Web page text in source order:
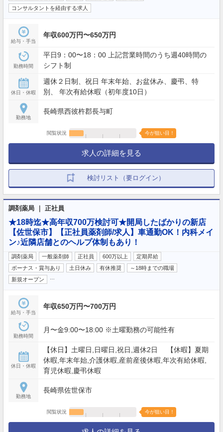
コンサルタントを経由する求人
給与・手当
年収600万円〜650万円
勤務時間
平日9：00〜18：00 上記営業時間のうち週40時間の
シフト制
休日・休暇
週休２日制、祝日 年末年始、お盆休み、慶弔、特
別、 年次有給休暇（初年度10日）
勤務地
長崎県西彼杵郡長与町
閲覧状況 今が狙い目！
求人の詳細を見る
検討リスト（要ログイン）
調剤薬局 ｜ 正社員
★18時迄★高年収700万検討可★開局したばかりの新店
【佐世保市】【正社員薬剤師/求人】車通勤OK！内科メイ
ン♪近隣店舗とのヘルプ体制もあり！
調剤薬局 一般薬剤師 正社員 600万以上
定期昇給
ボーナス・賞与あり
土日休み 有休推奨
～18時までの職場
新規オープン
給与・手当
年収650万円〜700万円
勤務時間
月〜金9:00〜18:00 ※土曜勤務の可能性有
休日・休暇
【休日】土曜日,日曜日,祝日,週休2日 【休暇】夏期
休暇,年末年始,介護休暇,産前産後休暇,年次有給休暇,
育児休暇,慶弔休暇
勤務地
長崎県佐世保市
閲覧状況 今が狙い目！